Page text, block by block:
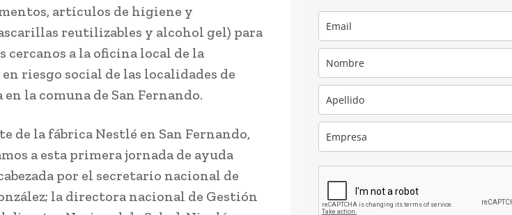
artículos de higiene y
reutilizables y alcohol gel) para
cercanos a la oficina local de la
riesgo social de las localidades de
la comuna de San Fernando.
de la fábrica Nestlé en San Fernando,
a esta primera jornada de ayuda
por el secretario nacional de
la directora nacional de Gestión